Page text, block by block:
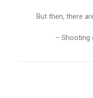
But then, there
– Shooting